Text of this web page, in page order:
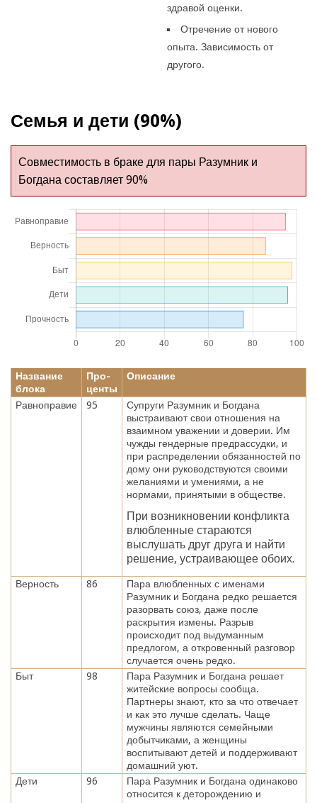
здравой оценки.
Отречение от нового
опыта. Зависимость от
другого.
Семья и дети (90%)
Совместимость в браке для пары Разумник и
Богдана составляет 90%
Название
блока
Про-
центы
Описание
Равноправие 95
Супруги Разумник и Богдана
выстраивают свои отношения на
взаимном уважении и доверии. Им
чужды гендерные предрассудки, и
при распределении обязанностей по
дому они руководствуются своими
желаниями и умениями, а не
нормами, принятыми в обществе.
При возникновении конфликта
влюбленные стараются
выслушать друг друга и найти
решение, устраивающее обоих.
Верность 86
Пара влюбленных с именами
Разумник и Богдана редко решается
разорвать союз, даже после
раскрытия измены. Разрыв
происходит под выдуманным
предлогом, а откровенный разговор
случается очень редко.
Быт
98
Пара Разумник и Богдана решает
житейские вопросы сообща.
Партнеры знают, кто за что отвечает
и как это лучше сделать. Чаще
мужчины являются семейными
добытчиками, а женщины
воспитывают детей и поддерживают
домашний уют.
Дети
96
Пара Разумник и Богдана одинаково
относится к деторождению и